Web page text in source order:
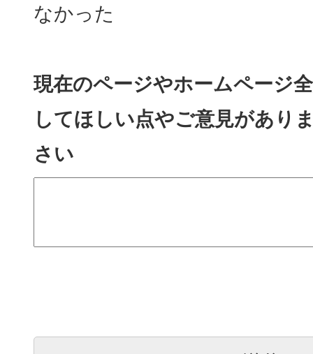
なかった
現在のページやホームページ
してほしい点やご意見があり
さい